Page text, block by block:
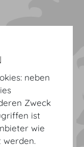
neben
Zweck
ist
wie
werden.